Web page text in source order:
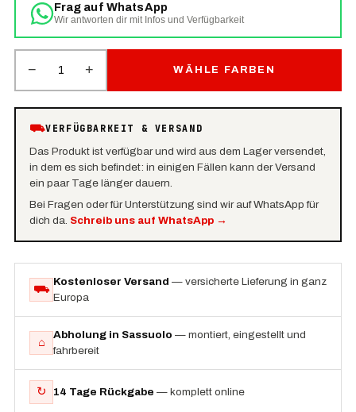
Frag auf WhatsApp
Wir antworten dir mit Infos und Verfügbarkeit
− 1 + WÄHLE FARBEN
⛟VERFÜGBARKEIT & VERSAND
Das Produkt ist verfügbar und wird aus dem Lager versendet,
in dem es sich befindet: in einigen Fällen kann der Versand
ein paar Tage länger dauern.
Bei Fragen oder für Unterstützung sind wir auf WhatsApp für
dich da. Schreib uns auf WhatsApp→
⛟
Kostenloser Versand — versicherte Lieferung in ganz
Europa
⌂
Abholung in Sassuolo — montiert, eingestellt und
fahrbereit
↻ 14 Tage Rückgabe — komplett online